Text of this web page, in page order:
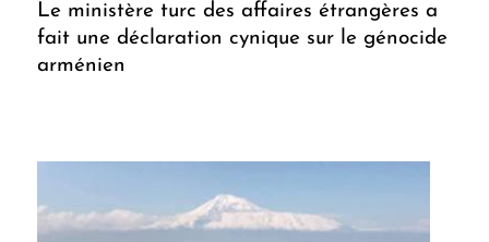
Le ministère turc des affaires étrangères a
fait une déclaration cynique sur le génocide
arménien